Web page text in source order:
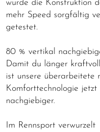
wurde die Konstruktion
mehr Speed sorgfältig
getestet.
80 % vertikal
Damit du länger
ist unsere überarbeitete
Komforttechnologie
nachgiebiger.
Im Rennsport verwurzelt